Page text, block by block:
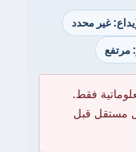
غير محدد
مرتفع
فقط.
مستقل قبل